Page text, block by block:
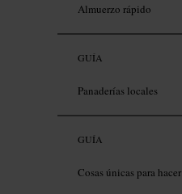
Almuerzo rápido
GUÍA
Panaderías locales
GUÍA
Cosas únicas para hacer